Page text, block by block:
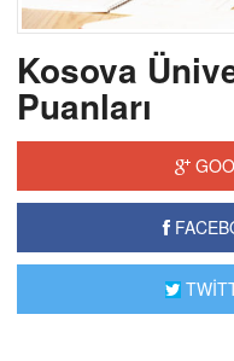
Kosova
Puanları